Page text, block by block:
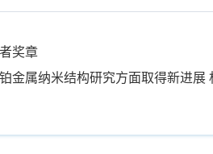
奖章
金属纳米结构研究方面取得新进展